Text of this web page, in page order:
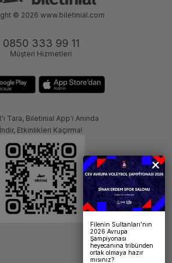
0850 333 99 11
Müşteri Hizmetleri
Tara, Biletinial App'i Anında
İndir, Etkinlikleri Kaçırma!
© 2026 www.biletinial.com
Filenin Sultanları’nın
2026 Avrupa
Şampiyonası
heyecanına tribünden
ortak olmaya hazır
mısınız?